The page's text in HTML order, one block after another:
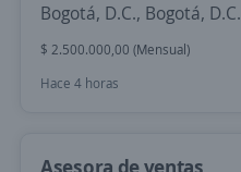
Bogotá, D.C., Bogotá, D.C.
$ 2.500.000,00 (Mensual)
Hace 4 horas
Asesora de ventas